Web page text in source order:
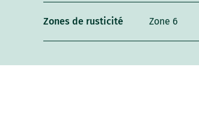
Zones de rusticité Zone 6